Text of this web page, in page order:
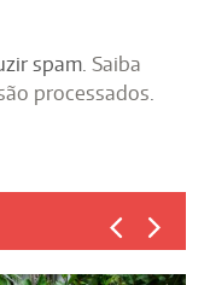
spam. Saiba
processados.